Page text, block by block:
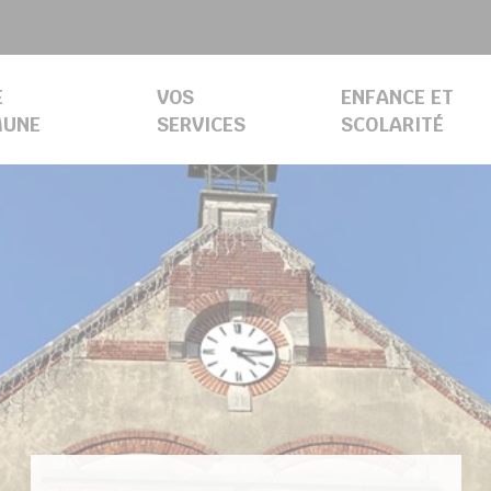
VOS
SERVICES
ENFANCE ET
SCOLARITÉ